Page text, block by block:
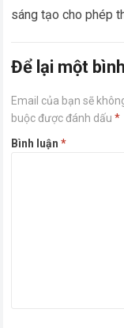
sáng tạo cho phép
Để lại một
Email của bạn sẽ
buộc được đánh dấu*
Bình luận*